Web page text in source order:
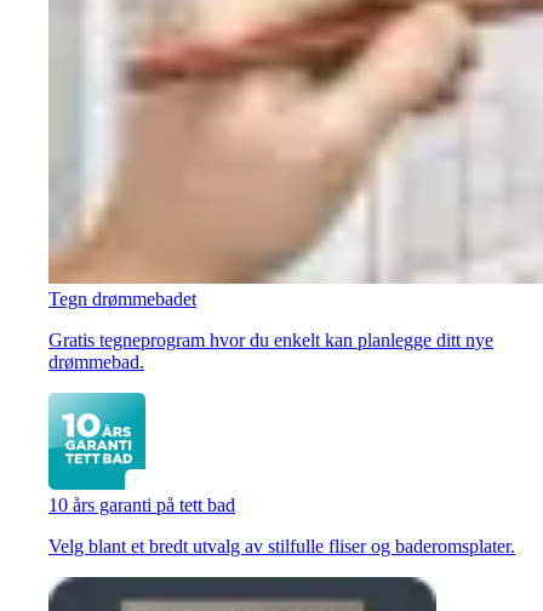
Tegn drømmebadet
Gratis tegneprogram hvor du enkelt kan planlegge ditt nye
drømmebad.
10 års garanti på tett bad
Velg blant et bredt utvalg av stilfulle fliser og baderomsplater.